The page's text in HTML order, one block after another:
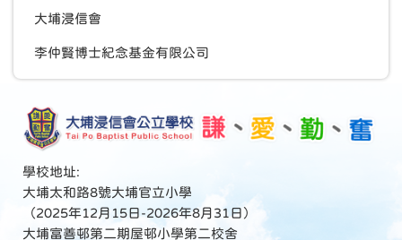
大埔浸信會
李仲賢博士紀念基金有限公司
學校地址:
大埔太和路8號大埔官立小學
（2025年12月15日-2026年8月31日）
大埔富善邨第二期屋邨小學第二校舍